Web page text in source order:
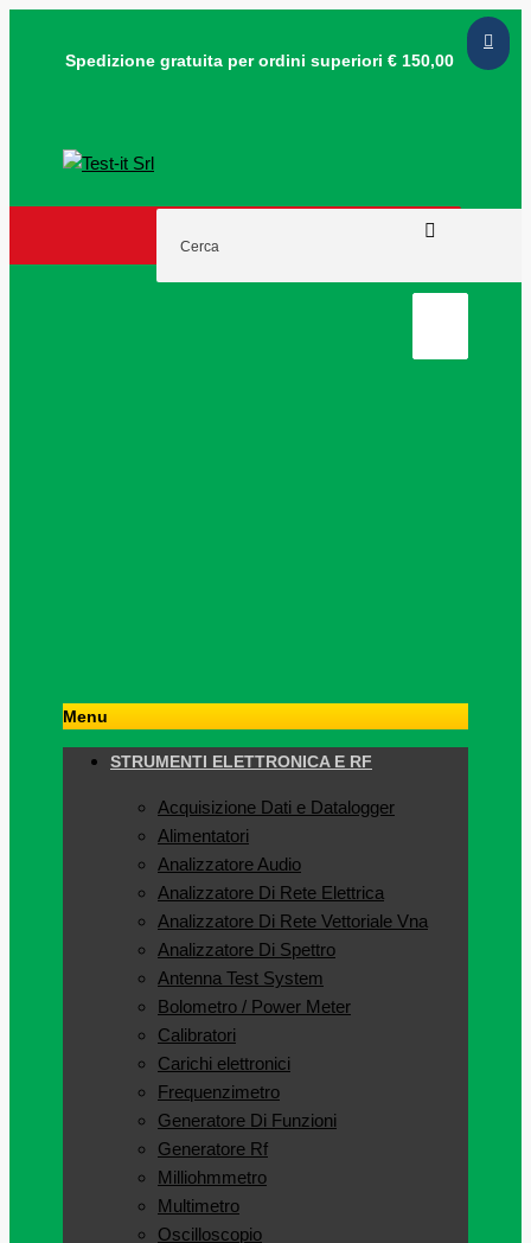
Spedizione gratuita per ordini superiori € 150,00
Menu
STRUMENTI ELETTRONICA E RF
Acquisizione Dati e Datalogger
Alimentatori
Analizzatore Audio
Analizzatore Di Rete Elettrica
Analizzatore Di Rete Vettoriale Vna
Analizzatore Di Spettro
Antenna Test System
Bolometro / Power Meter
Calibratori
Carichi elettronici
Frequenzimetro
Generatore Di Funzioni
Generatore Rf
Milliohmmetro
Multimetro
Oscilloscopio